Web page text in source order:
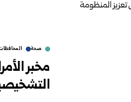
صحة
مخبر